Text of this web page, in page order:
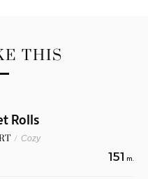
THIS
Rolls
/ Cozy
151 m.